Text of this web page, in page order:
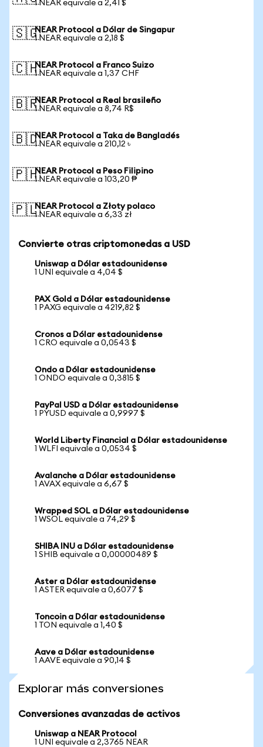
1 NEAR equivale a 2,41 $
🇸🇬NEAR Protocol a Dólar de Singapur
1 NEAR equivale a 2,18 $
🇨🇭NEAR Protocol a Franco Suizo
1 NEAR equivale a 1,37 CHF
🇧🇷NEAR Protocol a Real brasileño
1 NEAR equivale a 8,74 R$
🇧🇩NEAR Protocol a Taka de Bangladés
1 NEAR equivale a 210,12 ৳
🇵🇭NEAR Protocol a Peso Filipino
1 NEAR equivale a 103,20 ₱
🇵🇱NEAR Protocol a Złoty polaco
1 NEAR equivale a 6,33 zł
Convierte otras criptomonedas a USD
Uniswap a Dólar estadounidense
1 UNI equivale a 4,04 $
PAX Gold a Dólar estadounidense
1 PAXG equivale a 4219,82 $
Cronos a Dólar estadounidense
1 CRO equivale a 0,0543 $
Ondo a Dólar estadounidense
1 ONDO equivale a 0,3815 $
PayPal USD a Dólar estadounidense
1 PYUSD equivale a 0,9997 $
World Liberty Financial a Dólar estadounidense
1 WLFI equivale a 0,0534 $
Avalanche a Dólar estadounidense
1 AVAX equivale a 6,67 $
Wrapped SOL a Dólar estadounidense
1 WSOL equivale a 74,29 $
SHIBA INU a Dólar estadounidense
1 SHIB equivale a 0,00000489 $
Aster a Dólar estadounidense
1 ASTER equivale a 0,6077 $
Toncoin a Dólar estadounidense
1 TON equivale a 1,40 $
Aave a Dólar estadounidense
1 AAVE equivale a 90,14 $
Explorar más conversiones
Conversiones avanzadas de activos
Uniswap a NEAR Protocol
1 UNI equivale a 2,3765 NEAR